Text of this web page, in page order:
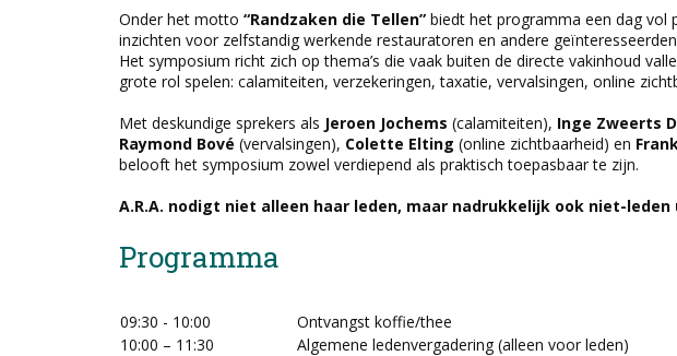
Onder het motto “Randzaken die Tellen” biedt het programma een dag vol
inzichten voor zelfstandig werkende restauratoren en andere
Het symposium richt zich op thema’s die vaak buiten de directe vakinhoud
grote rol spelen: calamiteiten, verzekeringen, taxatie, vervalsingen, online
Met deskundige sprekers als Jeroen Jochems (calamiteiten), Inge Zweerts
Raymond Bové (vervalsingen), Colette Elting (online zichtbaarheid) en
belooft het symposium zowel verdiepend als praktisch toepasbaar te zijn.
A.R.A. nodigt niet alleen haar leden, maar nadrukkelijk ook niet-
Programma
09:30 - 10:00
Ontvangst koffie/thee
10:00 – 11:30
Algemene ledenvergadering (alleen voor leden)